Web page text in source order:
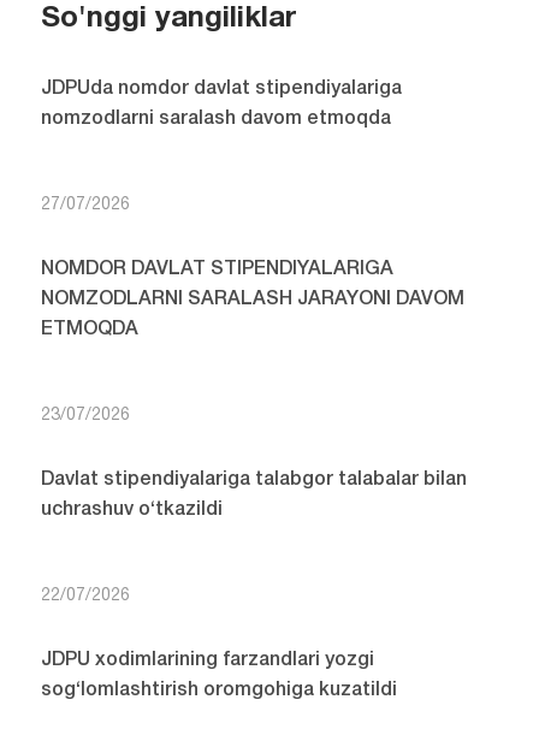
So'nggi yangiliklar
JDPUda nomdor davlat stipendiyalariga
nomzodlarni saralash davom etmoqda
27/07/2026
NOMDOR DAVLAT STIPENDIYALARIGA
NOMZODLARNI SARALASH JARAYONI DAVOM
ETMOQDA
23/07/2026
Davlat stipendiyalariga talabgor talabalar bilan
uchrashuv o‘tkazildi
22/07/2026
JDPU xodimlarining farzandlari yozgi
sog‘lomlashtirish oromgohiga kuzatildi